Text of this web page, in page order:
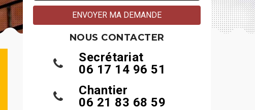
NOUS CONTACTER
Secrétariat
06 17 14 96 51
Chantier
06 21 83 68 59